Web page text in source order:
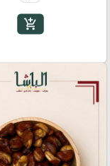
add_shopping_cart